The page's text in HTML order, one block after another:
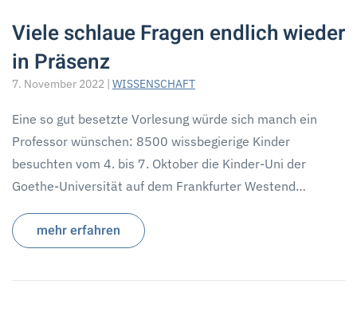
Viele schlaue Fragen endlich wieder
in Präsenz
7. November 2022 | WISSENSCHAFT
Eine so gut besetzte Vorlesung würde sich manch ein
Professor wünschen: 8500 wissbegierige Kinder
besuchten vom 4. bis 7. Oktober die Kinder-Uni der
Goethe-Universität auf dem Frankfurter Westend…
mehr erfahren